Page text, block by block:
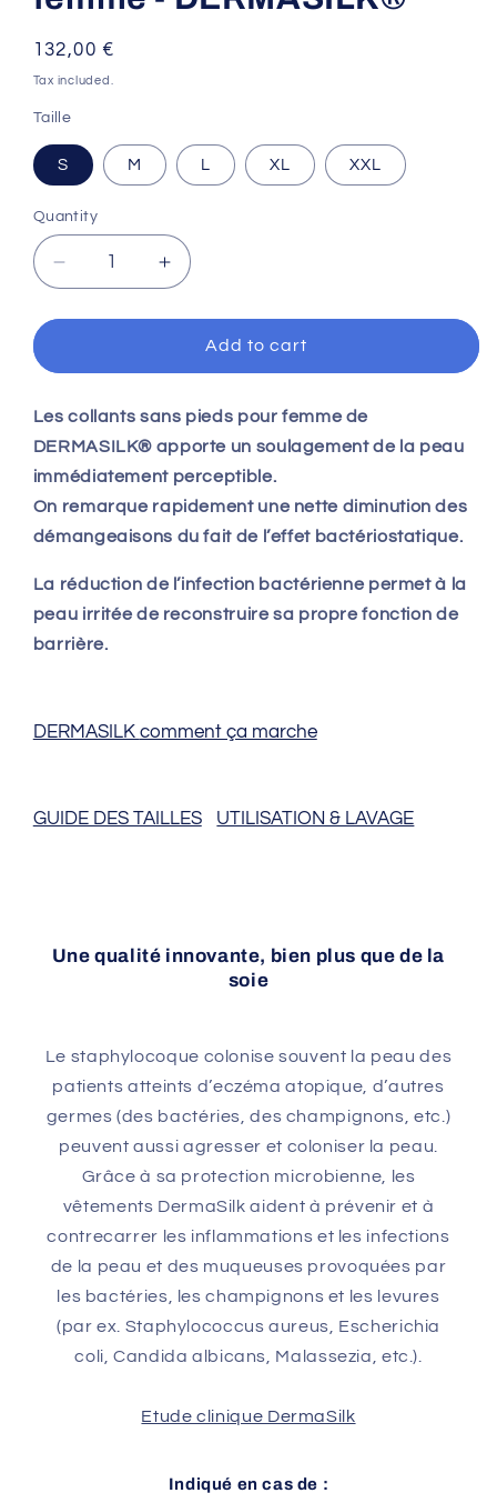
Regular
price
132,00 €
Tax included.
Taille
S M L XL XXL
Quantity
Decrease
quantity
for
sans
pour
femme
-
DERMASILK®
Increase
quantity
for
Collant
sans
pour
femme
-
DERMASILK®
Add to cart
Les collants sans pieds pour femme de
DERMASILK® apporte un soulagement de la peau
immédiatement perceptible.
On remarque rapidement une nette diminution des
démangeaisons du fait de l’effet bactériostatique.
La réduction de l’infection bactérienne permet à la
peau irritée de reconstruire sa propre fonction de
barrière.
DERMASILK comment ça marche
GUIDE DES TAILLES UTILISATION & LAVAGE
Une qualité innovante, bien plus que de la
soie
Le staphylocoque colonise souvent la peau des
patients atteints d’eczéma atopique, d’autres
germes (des bactéries, des champignons, etc.)
peuvent aussi agresser et coloniser la peau.
Grâce à sa protection microbienne, les
vêtements DermaSilk aident à prévenir et à
contrecarrer les inflammations et les infections
de la peau et des muqueuses provoquées par
les bactéries, les champignons et les levures
(par ex. Staphylococcus aureus, Escherichia
coli, Candida albicans, Malassezia, etc.).
Etude clinique DermaSilk
Indiqué en cas de :